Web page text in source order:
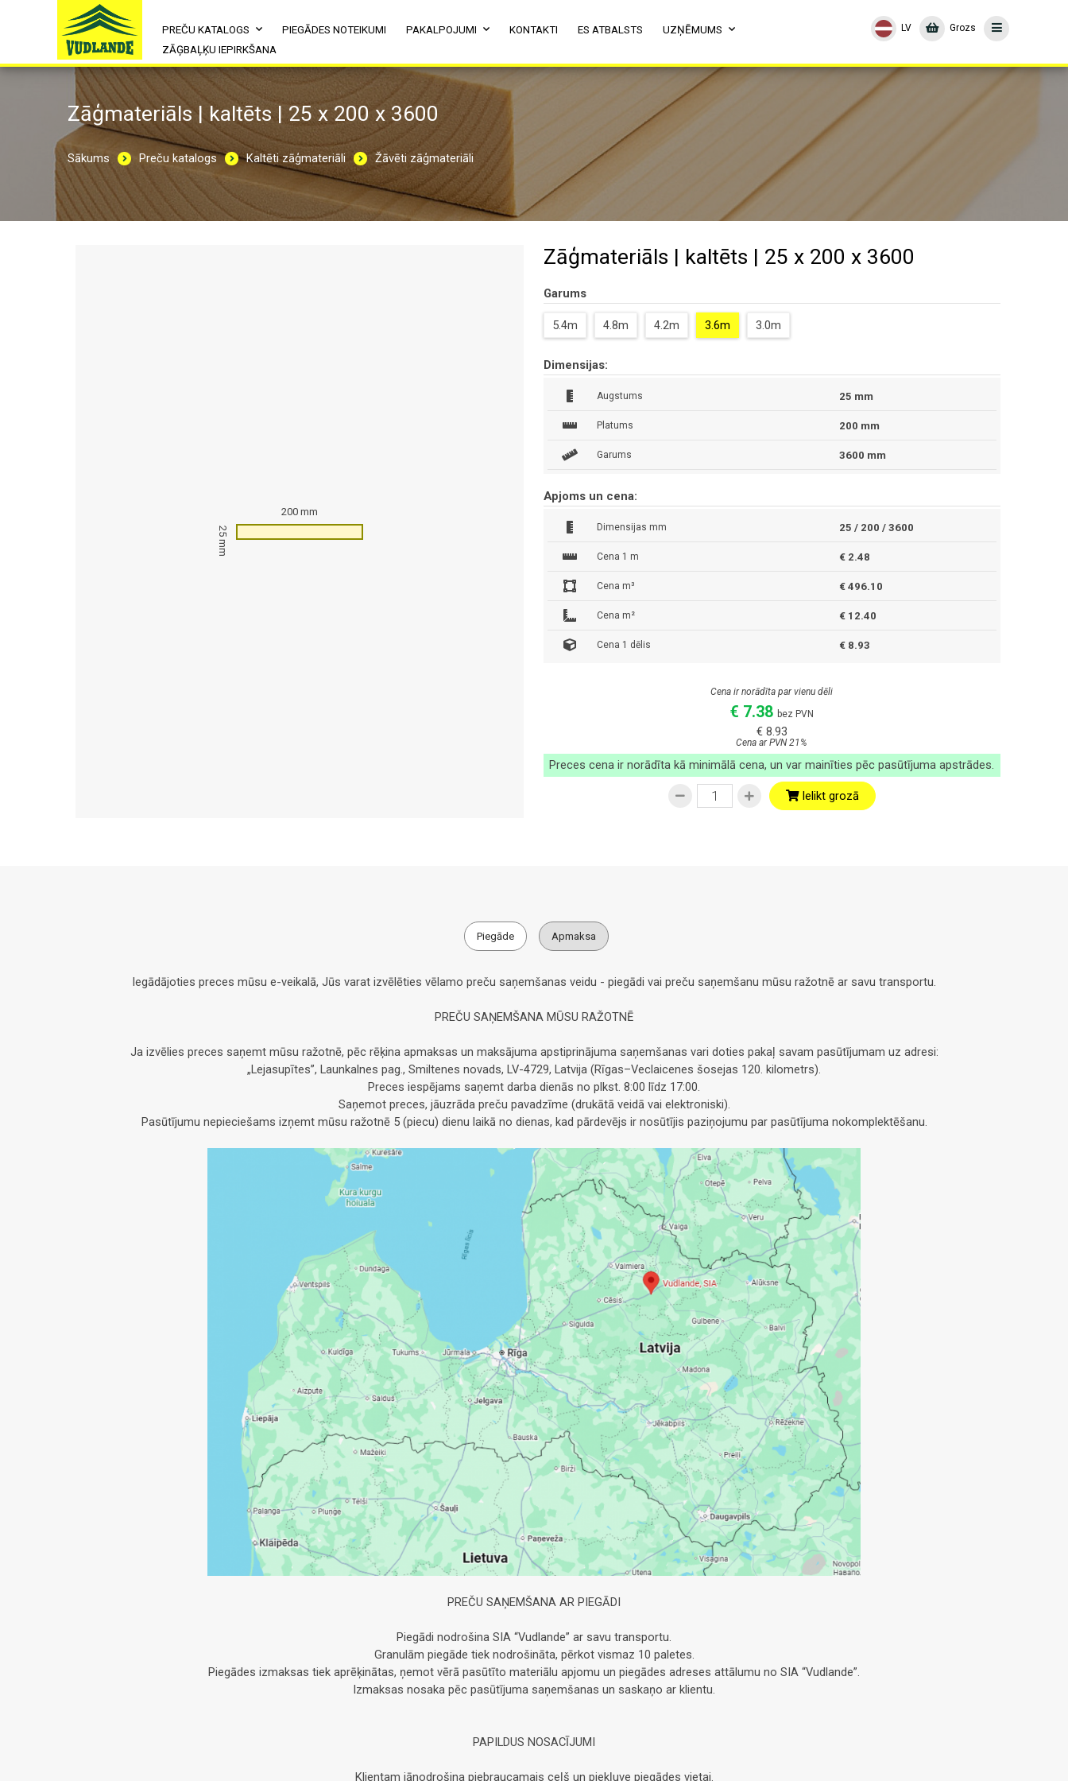
PREČU KATALOGS PIEGĀDES NOTEIKUMI PAKALPOJUMI KONTAKTI ES ATBALSTS
UZŅĒMUMS
ZĀĢBAĻĶU IEPIRKŠANA
Grozs
LV
Zāģmateriāls | kaltēts | 25 x 200 x 3600
Sākums Preču katalogs Kaltēti zāģmateriāli Žāvēti zāģmateriāli
200 mm
25 mm
Zāģmateriāls | kaltēts | 25 x 200 x 3600
Garums
5.4m 4.8m 4.2m 3.6m 3.0m
Dimensijas:
Augstums 25 mm
Platums 200 mm
Garums 3600 mm
Apjoms un cena:
Dimensijas mm 25 / 200 / 3600
Cena 1 m € 2.48
Cena m³ € 496.10
Cena m² € 12.40
Cena 1 dēlis € 8.93
Cena ir norādīta par vienu dēli
€ 7.38 bez PVN
€ 8.93
Cena ar PVN 21%
Preces cena ir norādīta kā minimālā cena, un var mainīties pēc pasūtījuma apstrādes.
Ielikt grozā
Piegāde Apmaksa
Iegādājoties preces mūsu e-veikalā, Jūs varat izvēlēties vēlamo preču saņemšanas veidu - piegādi vai preču saņemšanu mūsu ražotnē ar savu transportu.
PREČU SAŅEMŠANA MŪSU RAŽOTNĒ
Ja izvēlies preces saņemt mūsu ražotnē, pēc rēķina apmaksas un maksājuma apstiprinājuma saņemšanas vari doties pakaļ savam pasūtījumam uz adresi:
„Lejasupītes”, Launkalnes pag., Smiltenes novads, LV-4729, Latvija (Rīgas–Veclaicenes šosejas 120. kilometrs).
Preces iespējams saņemt darba dienās no plkst. 8:00 līdz 17:00.
Saņemot preces, jāuzrāda preču pavadzīme (drukātā veidā vai elektroniski).
Pasūtījumu nepieciešams izņemt mūsu ražotnē 5 (piecu) dienu laikā no dienas, kad pārdevējs ir nosūtījis paziņojumu par pasūtījuma nokomplektēšanu.
PREČU SAŅEMŠANA AR PIEGĀDI
Piegādi nodrošina SIA “Vudlande” ar savu transportu.
Granulām piegāde tiek nodrošināta, pērkot vismaz 10 paletes.
Piegādes izmaksas tiek aprēķinātas, ņemot vērā pasūtīto materiālu apjomu un piegādes adreses attālumu no SIA “Vudlande”.
Izmaksas nosaka pēc pasūtījuma saņemšanas un saskaņo ar klientu.
PAPILDUS NOSACĪJUMI
Klientam jānodrošina piebraucamais ceļš un piekļuve piegādes vietai.